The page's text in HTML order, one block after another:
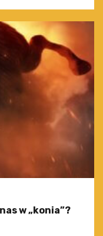
w „konia”?